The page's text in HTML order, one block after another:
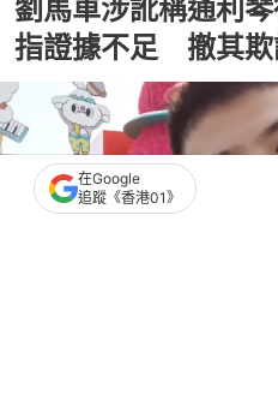
劉馬車涉訛稱通利
指證據不足 撤其欺
在Google
追蹤《香港01》